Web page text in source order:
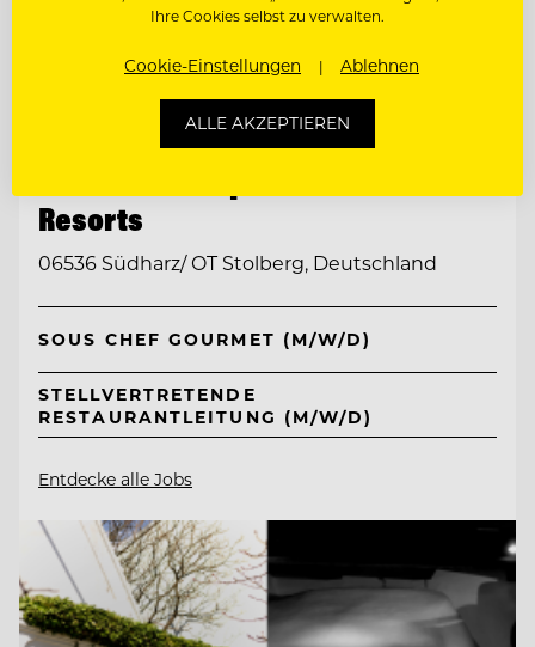
Resorts
06536 Südharz/ OT Stolberg, Deutschland
SOUS CHEF GOURMET (M/W/D)
STELLVERTRETENDE
RESTAURANTLEITUNG (M/W/D)
Entdecke alle Jobs
Ihre Cookies selbst zu verwalten.
Cookie-Einstellungen Ablehnen
ALLE AKZEPTIEREN